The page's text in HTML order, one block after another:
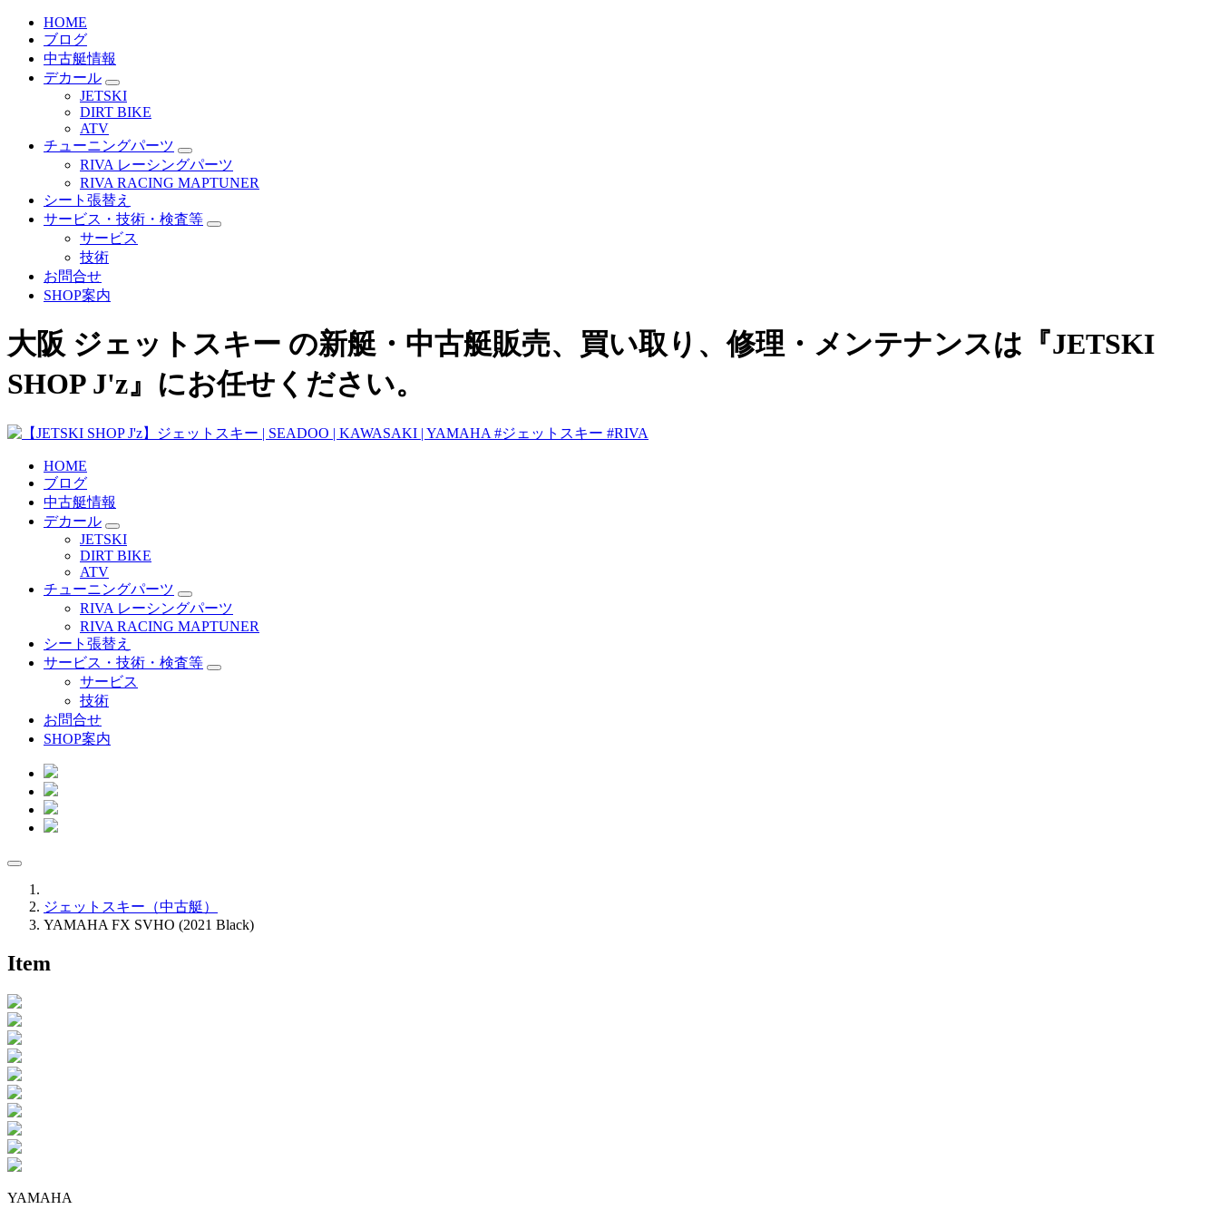
HOME
ブログ
中古艇情報
デカール
JETSKI
DIRT BIKE
ATV
チューニングパーツ
RIVA レーシングパーツ
RIVA RACING MAPTUNER
シート張替え
サービス・技術・検査等
サービス
技術
お問合せ
SHOP案内
大阪 ジェットスキー の新艇・中古艇販売、買い取り、修理・メンテナンスは『JETSKI
SHOP J'z』にお任せください。
HOME
ブログ
中古艇情報
デカール
JETSKI
DIRT BIKE
ATV
チューニングパーツ
RIVA レーシングパーツ
RIVA RACING MAPTUNER
シート張替え
サービス・技術・検査等
サービス
技術
お問合せ
SHOP案内
ジェットスキー（中古艇）
YAMAHA FX SVHO (2021 Black)
Item
YAMAHA